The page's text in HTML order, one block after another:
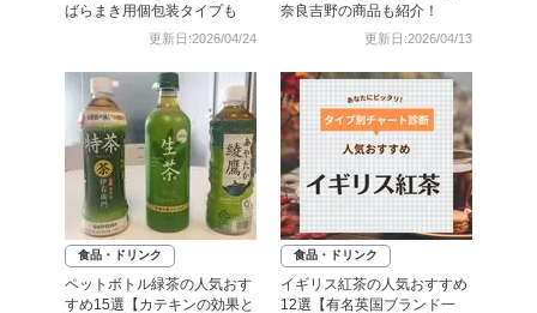
ばらまき用個包装タイプも
更新日:2026/04/24
奈良吉野の商品も紹介！
更新日:2026/04/13
食品・ドリンク
ペットボトル緑茶の人気おす
すめ15選【カテキンの効果と
食品・ドリンク
イギリス紅茶の人気おすすめ
12選【有名英国ブランド一